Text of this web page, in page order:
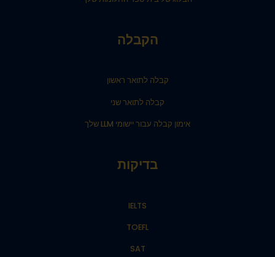
הקבלה
קבלה לתואר ראשון
קבלה לתואר שני
אימון קבלה עבור יישומי LLM שלך
בדיקות
IELTS
TOEFL
SAT